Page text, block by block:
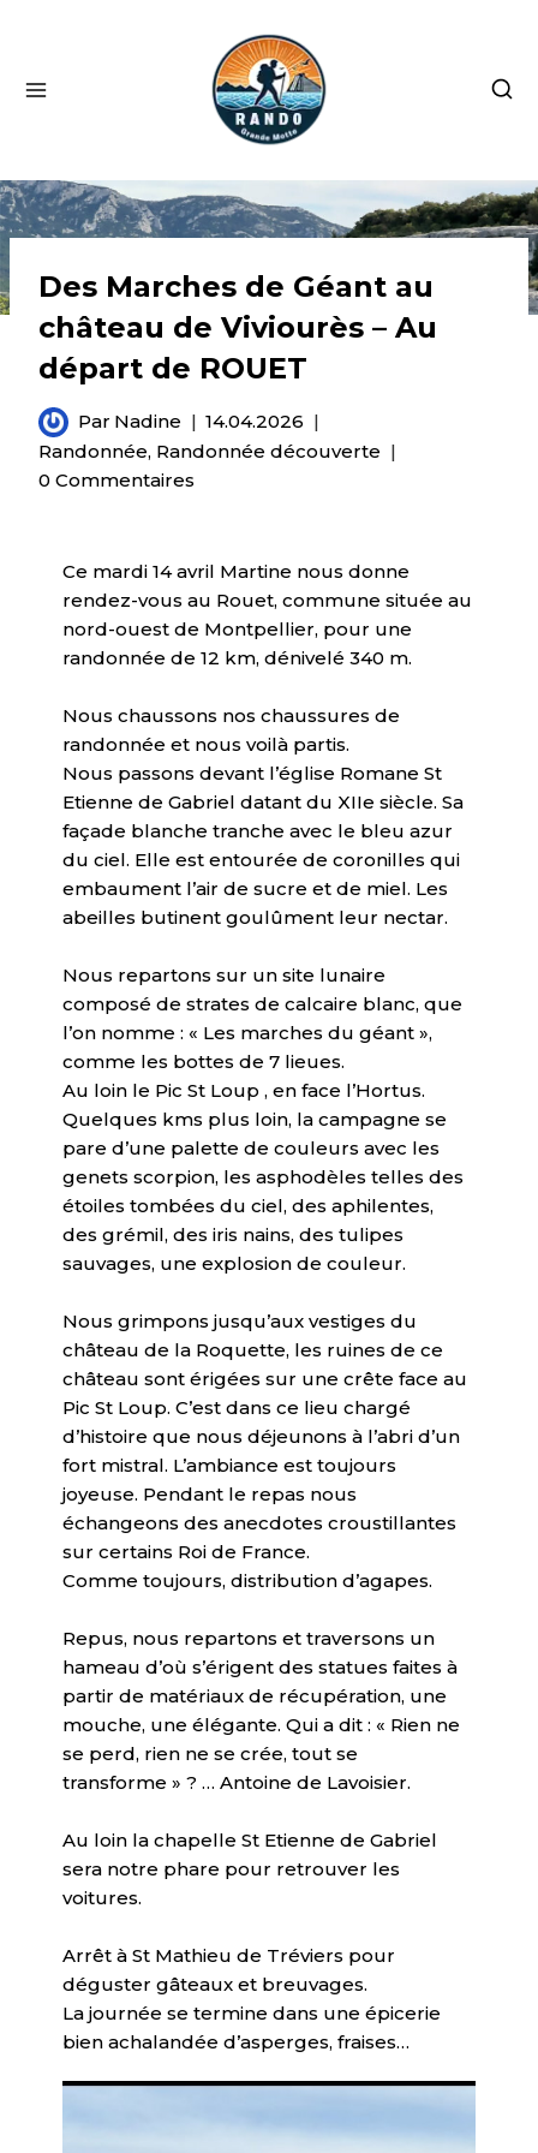
Des Marches de Géant au
château de Viviourès – Au
départ de ROUET
Par Nadine
14.04.2026
Randonnée, Randonnée découverte
0 Commentaires
Ce mardi 14 avril Martine nous donne
rendez-vous au Rouet, commune située au
nord-ouest de Montpellier, pour une
randonnée de 12 km, dénivelé 340 m.
Nous chaussons nos chaussures de
randonnée et nous voilà partis.
Nous passons devant l’église Romane St
Etienne de Gabriel datant du XIIe siècle. Sa
façade blanche tranche avec le bleu azur
du ciel. Elle est entourée de coronilles qui
embaument l’air de sucre et de miel. Les
abeilles butinent goulûment leur nectar.
Nous repartons sur un site lunaire
composé de strates de calcaire blanc, que
l’on nomme : « Les marches du géant »,
comme les bottes de 7 lieues.
Au loin le Pic St Loup , en face l’Hortus.
Quelques kms plus loin, la campagne se
pare d’une palette de couleurs avec les
genets scorpion, les asphodèles telles des
étoiles tombées du ciel, des aphilentes,
des grémil, des iris nains, des tulipes
sauvages, une explosion de couleur.
Nous grimpons jusqu’aux vestiges du
château de la Roquette, les ruines de ce
château sont érigées sur une crête face au
Pic St Loup. C’est dans ce lieu chargé
d’histoire que nous déjeunons à l’abri d’un
fort mistral. L’ambiance est toujours
joyeuse. Pendant le repas nous
échangeons des anecdotes croustillantes
sur certains Roi de France.
Comme toujours, distribution d’agapes.
Repus, nous repartons et traversons un
hameau d’où s’érigent des statues faites à
partir de matériaux de récupération, une
mouche, une élégante. Qui a dit : « Rien ne
se perd, rien ne se crée, tout se
transforme » ? … Antoine de Lavoisier.
Au loin la chapelle St Etienne de Gabriel
sera notre phare pour retrouver les
voitures.
Arrêt à St Mathieu de Tréviers pour
déguster gâteaux et breuvages.
La journée se termine dans une épicerie
bien achalandée d’asperges, fraises…